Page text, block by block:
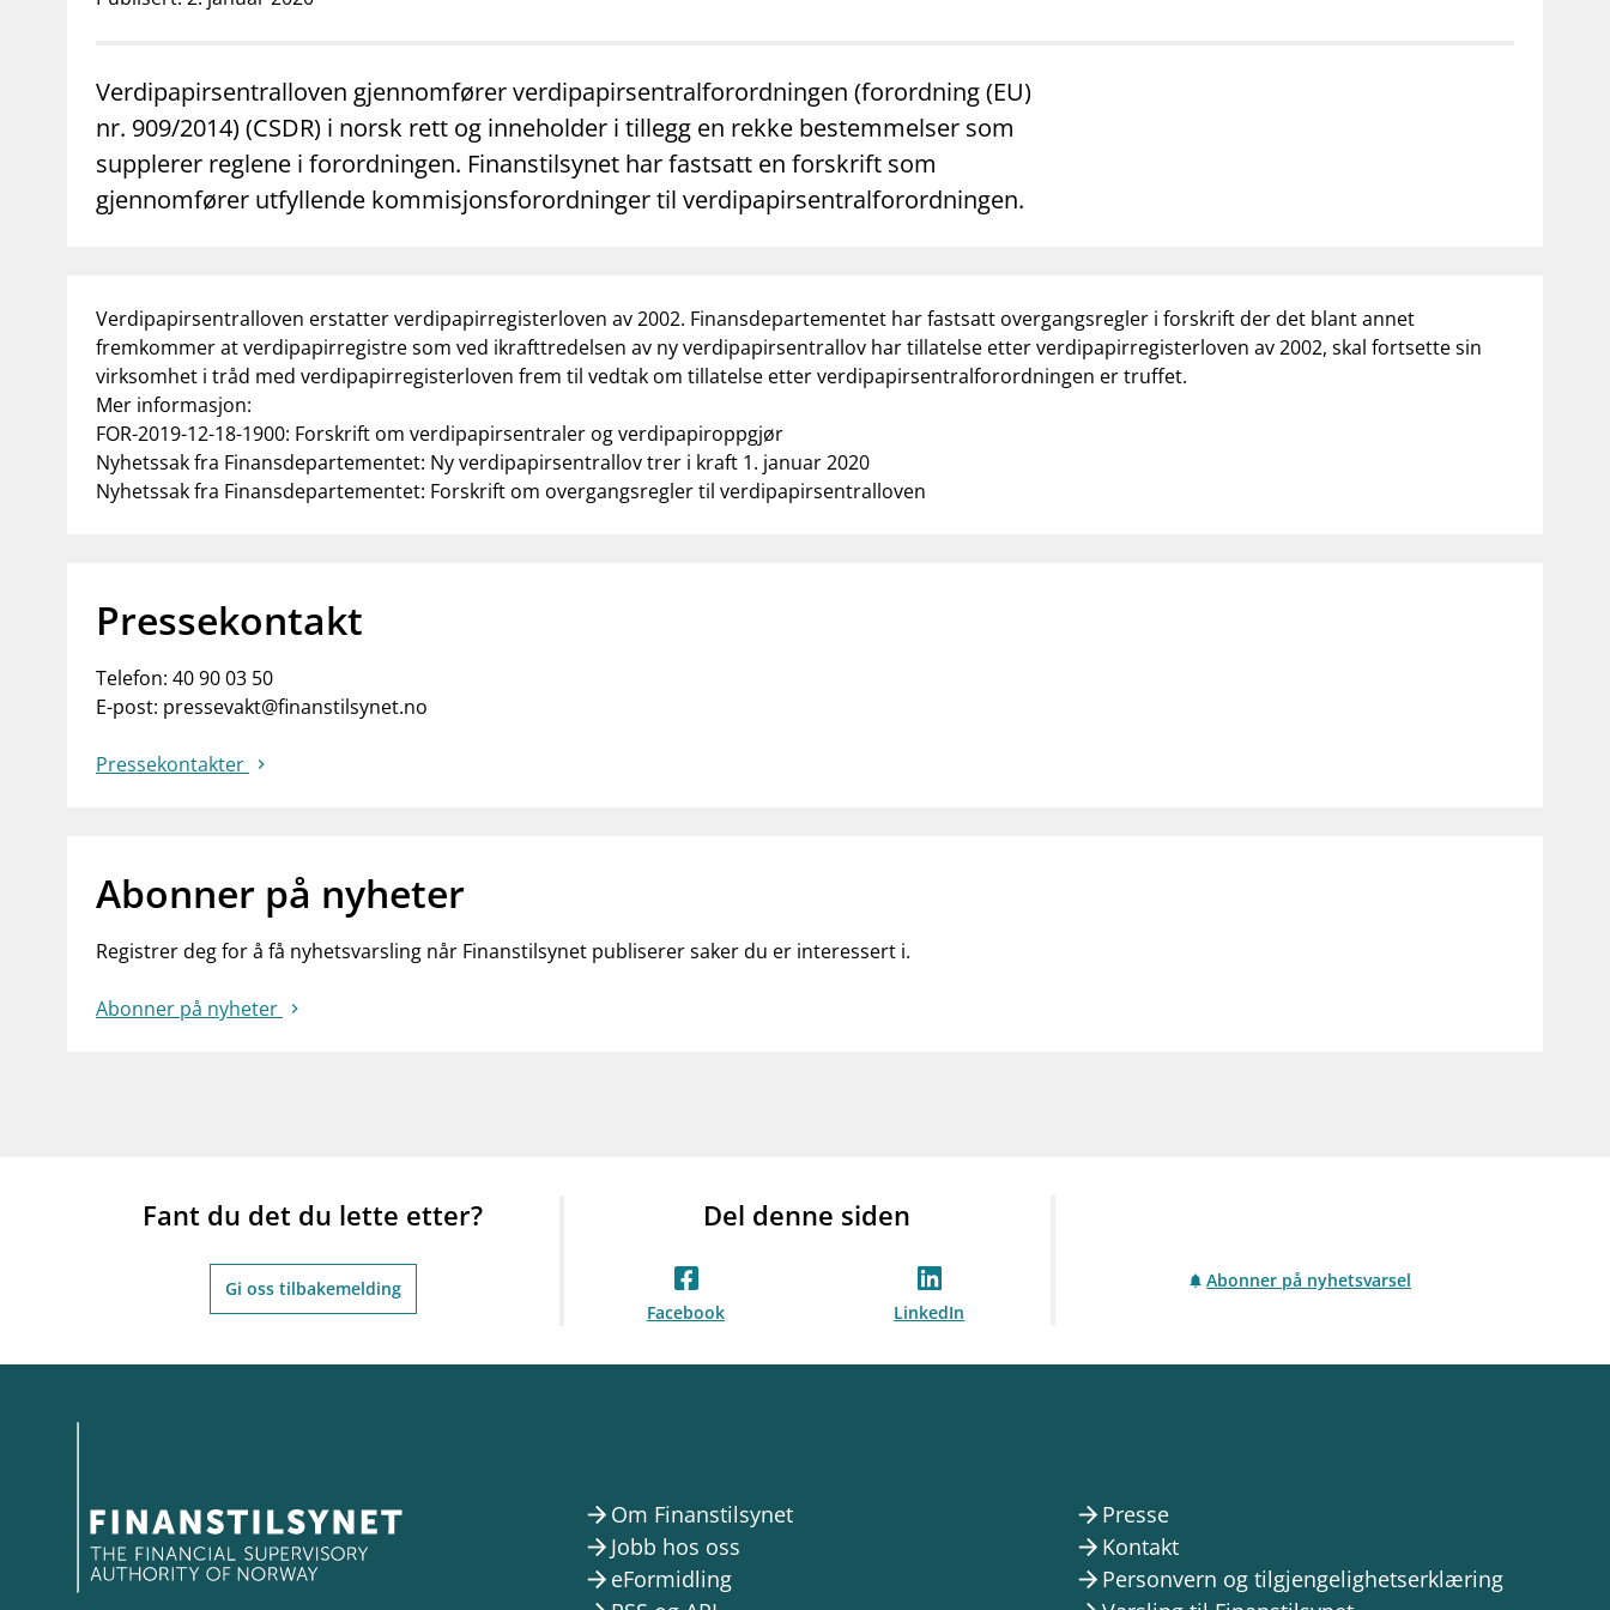
Forbrukerinformasjon
Verdipapirsentralloven gjennomfører verdipapirsentralforordningen (forordning (EU)
nr. 909/2014) (CSDR) i norsk rett og inneholder i tillegg en rekke bestemmelser som
supplerer reglene i forordningen. Finanstilsynet har fastsatt en forskrift som
gjennomfører utfyllende kommisjonsforordninger til verdipapirsentralforordningen.
Verdipapirsentralloven erstatter verdipapirregisterloven av 2002. Finansdepartementet har fastsatt overgangsregler i forskrift der det blant annet
fremkommer at verdipapirregistre som ved ikrafttredelsen av ny verdipapirsentrallov har tillatelse etter verdipapirregisterloven av 2002, skal fortsette sin
virksomhet i tråd med verdipapirregisterloven frem til vedtak om tillatelse etter verdipapirsentralforordningen er truffet.
Mer informasjon:
FOR-2019-12-18-1900: Forskrift om verdipapirsentraler og verdipapiroppgjør
Nyhetssak fra Finansdepartementet: Ny verdipapirsentrallov trer i kraft 1. januar 2020
Nyhetssak fra Finansdepartementet: Forskrift om overgangsregler til verdipapirsentralloven
Pressekontakt
Telefon: 40 90 03 50
E-post: pressevakt@finanstilsynet.no
Pressekontakter
Abonner på nyheter
Registrer deg for å få nyhetsvarsling når Finanstilsynet publiserer saker du er interessert i.
Abonner på nyheter
Fant du det du lette etter?
Gi oss tilbakemelding
Del denne siden
Facebook LinkedIn
Abonner på nyhetsvarsel
arrow_forward Om Finanstilsynet arrow_forward Presse
arrow_forward Jobb hos oss arrow_forward Kontakt
arrow_forward eFormidling arrow_forward Personvern og tilgjengelighetserklæring